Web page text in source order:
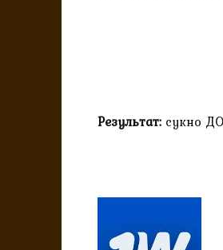
Результат: сукно